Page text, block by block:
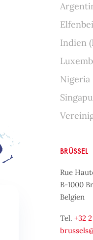
Indien
Nigeria
BRÜSSEL
Rue
B-1000
Belgien
Tel. +32 2